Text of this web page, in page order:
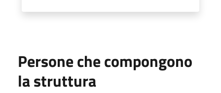
Persone che compongono
la struttura